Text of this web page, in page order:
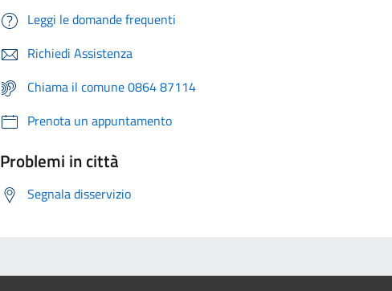
Leggi le domande frequenti
Richiedi Assistenza
Chiama il comune 0864 87114
Prenota un appuntamento
Problemi in città
Segnala disservizio